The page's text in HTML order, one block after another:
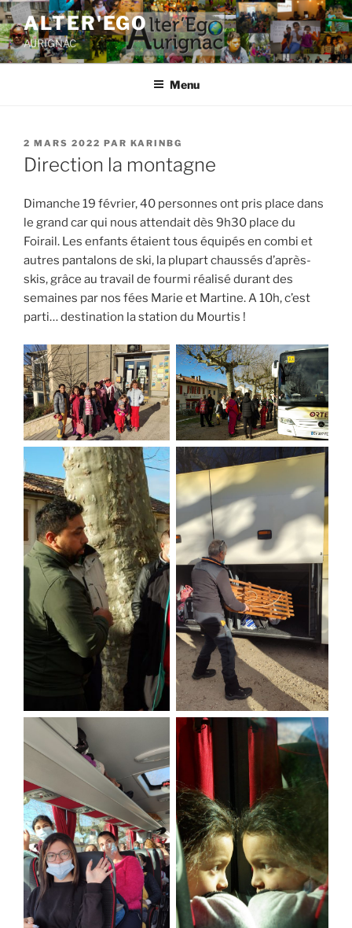
ALTER'EGO
AURIGNAC
Menu
2 MARS 2022 PAR KARINBG
Direction la montagne
Dimanche 19 février, 40 personnes ont pris place dans
le grand car qui nous attendait dès 9h30 place du
Foirail. Les enfants étaient tous équipés en combi et
autres pantalons de ski, la plupart chaussés d’après-
skis, grâce au travail de fourmi réalisé durant des
semaines par nos fées Marie et Martine. A 10h, c’est
parti… destination la station du Mourtis !